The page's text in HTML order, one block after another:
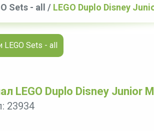
Sets - all / LEGO Duplo Disney
LEGO Sets - all
LEGO Duplo Disney Junior
23934